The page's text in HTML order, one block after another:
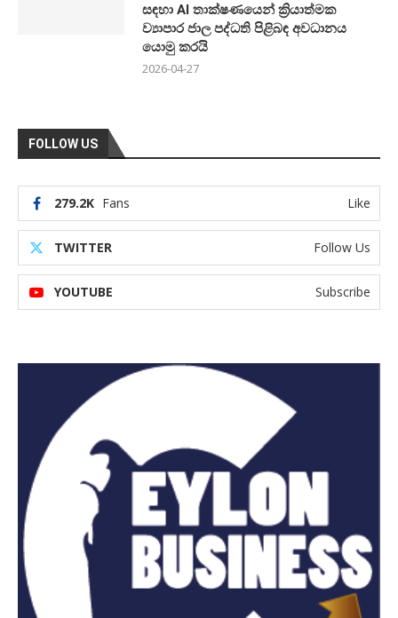
සඳහා AI තාක්ෂණයෙන් ක්‍රියාත්මක
ව්‍යාපාර ජාල පද්ධති පිළිබඳ අවධානය
යොමු කරයි
2026-04-27
FOLLOW US
279.2K Fans Like
TWITTER Follow Us
YOUTUBE Subscribe